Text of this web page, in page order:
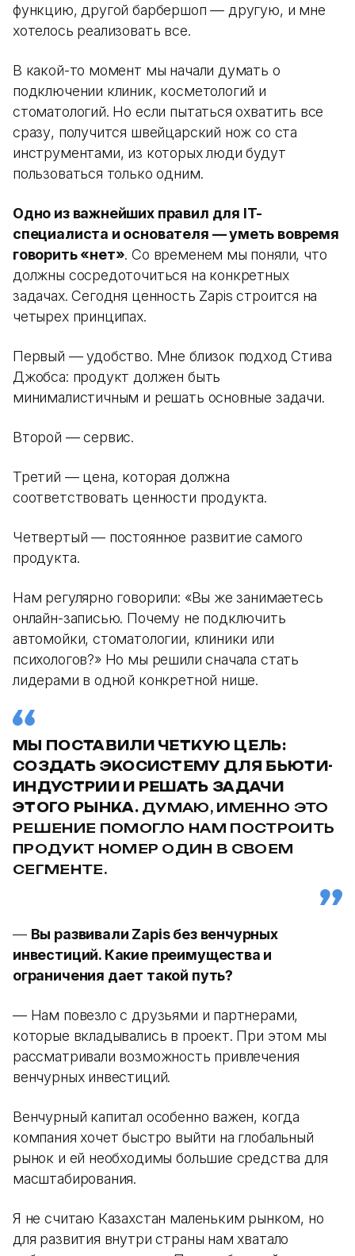
функцию, другой барбершоп — другую, и мне
хотелось реализовать все.
В какой-то момент мы начали думать о
подключении клиник, косметологий и
стоматологий. Но если пытаться охватить все
сразу, получится швейцарский нож со ста
инструментами, из которых люди будут
пользоваться только одним.
Одно из важнейших правил для IT-
специалиста и основателя — уметь вовремя
говорить «нет». Со временем мы поняли, что
должны сосредоточиться на конкретных
задачах. Сегодня ценность Zapis строится на
четырех принципах.
Первый — удобство. Мне близок подход Стива
Джобса: продукт должен быть
минималистичным и решать основные задачи.
Второй — сервис.
Третий — цена, которая должна
соответствовать ценности продукта.
Четвертый — постоянное развитие самого
продукта.
Нам регулярно говорили: «Вы же занимаетесь
онлайн-записью. Почему не подключить
автомойки, стоматологии, клиники или
психологов?» Но мы решили сначала стать
лидерами в одной конкретной нише.
МЫ ПОСТАВИЛИ ЧЕТКУЮ ЦЕЛЬ:
СОЗДАТЬ ЭКОСИСТЕМУ ДЛЯ БЬЮТИ-
ИНДУСТРИИ И РЕШАТЬ ЗАДАЧИ
ЭТОГО РЫНКА. ДУМАЮ, ИМЕННО ЭТО
РЕШЕНИЕ ПОМОГЛО НАМ ПОСТРОИТЬ
ПРОДУКТ НОМЕР ОДИН В СВОЕМ
СЕГМЕНТЕ.
— Вы развивали Zapis без венчурных
инвестиций. Какие преимущества и
ограничения дает такой путь?
— Нам повезло с друзьями и партнерами,
которые вкладывались в проект. При этом мы
рассматривали возможность привлечения
венчурных инвестиций.
Венчурный капитал особенно важен, когда
компания хочет быстро выйти на глобальный
рынок и ей необходимы большие средства для
масштабирования.
Я не считаю Казахстан маленьким рынком, но
для развития внутри страны нам хватало